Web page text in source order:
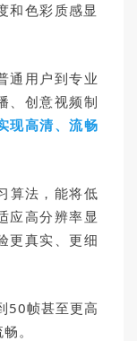
和色彩质感显
通用户到专业
、创意视频制
现高清、流畅
算法，能将低
应高分辨率 显
更真实、更细
50帧甚至更高
。